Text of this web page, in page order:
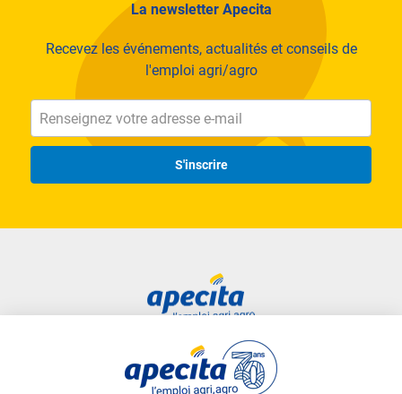
La newsletter Apecita
Recevez les événements, actualités et conseils de
l'emploi agri/agro
S'inscrire